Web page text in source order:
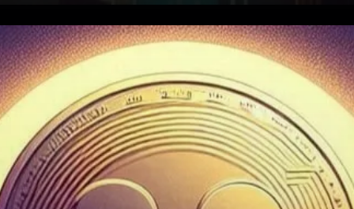
XRP Risque de Chuter à 2 $ au
Milieu du Decline Généralisé
du Marché